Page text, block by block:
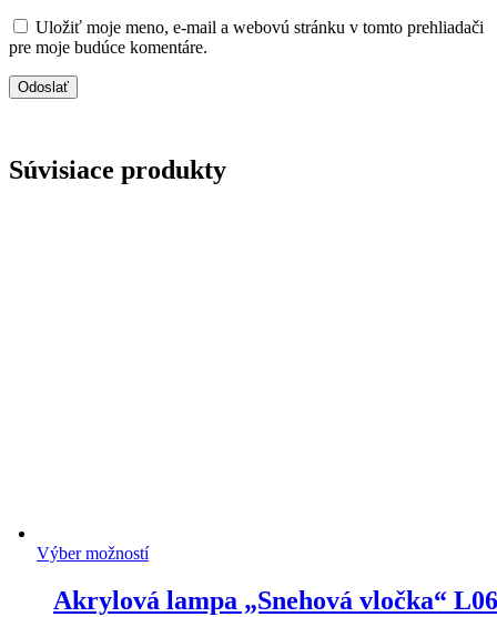
Uložiť moje meno, e-mail a webovú stránku v tomto prehliadači
pre moje budúce komentáre.
Súvisiace produkty
Výber možností
Akrylová lampa „Snehová vločka“